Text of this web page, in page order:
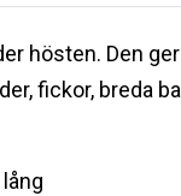
hösten. Den
fickor, breda